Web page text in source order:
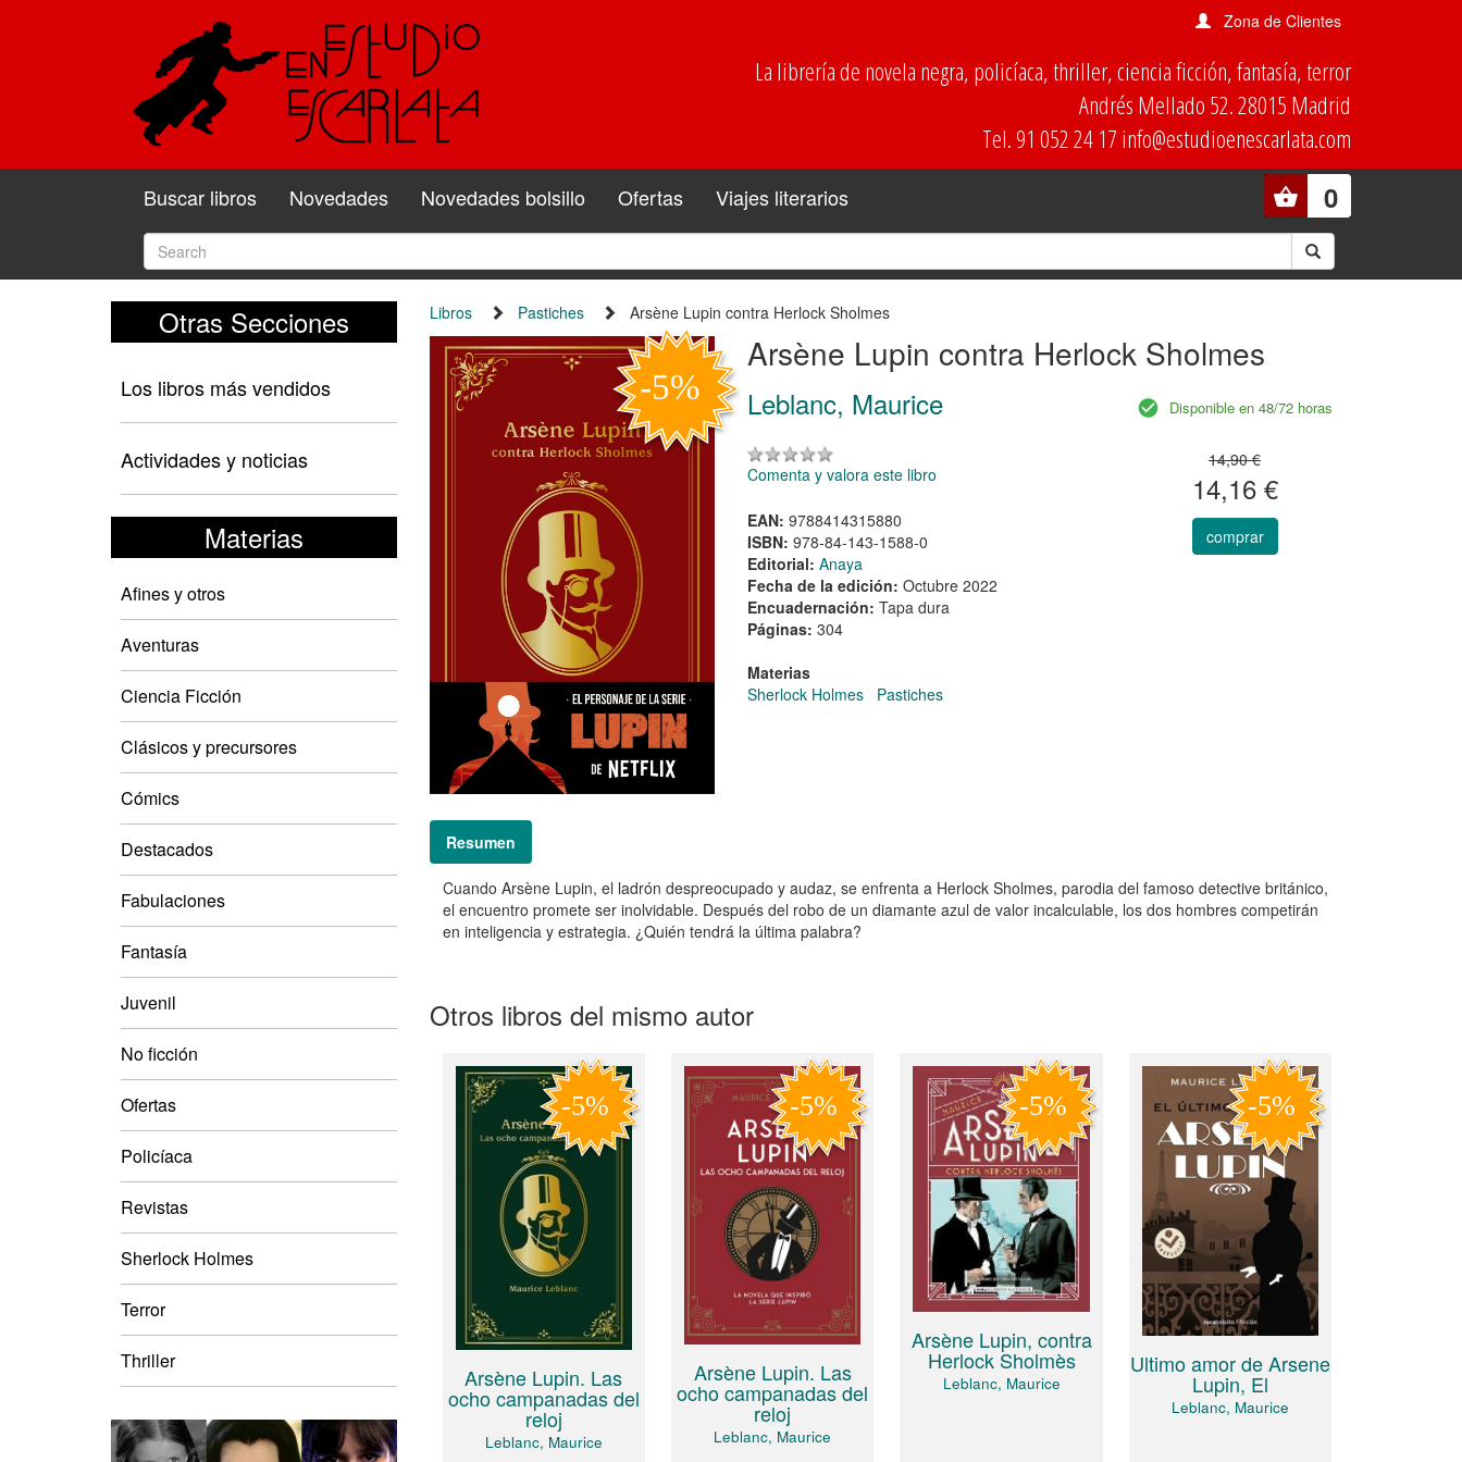
Zona de Clientes
La librería de novela negra, policíaca, thriller, ciencia ficción, fantasía, terror
Andrés Mellado 52. 28015 Madrid
Tel. 91 052 24 17 info@estudioenescarlata.com
0
Buscar libros Novedades Novedades bolsillo Ofertas Viajes literarios
Otras Secciones
Los libros más vendidos
Actividades y noticias
Materias
Afines y otros
Aventuras
Ciencia Ficción
Clásicos y precursores
Cómics
Destacados
Fabulaciones
Fantasía
Juvenil
No ficción
Ofertas
Policíaca
Revistas
Sherlock Holmes
Terror
Thriller
Libros Pastiches Arsène Lupin contra Herlock Sholmes
Arsène Lupin contra Herlock Sholmes
Leblanc, Maurice
Comenta y valora este libro
EAN: 9788414315880
ISBN: 978-84-143-1588-0
Editorial: Anaya
Fecha de la edición: Octubre 2022
Encuadernación: Tapa dura
Páginas: 304
Materias
Sherlock Holmes
Pastiches
Disponible en 48/72 horas
14,90 €
14,16 €
comprar
Resumen
Cuando Arsène Lupin, el ladrón despreocupado y audaz, se enfrenta a Herlock Sholmes, parodia del famoso detective británico,
el encuentro promete ser inolvidable. Después del robo de un diamante azul de valor incalculable, los dos hombres competirán
en inteligencia y estrategia. ¿Quién tendrá la última palabra?
Otros libros del mismo autor
Arsène Lupin. Las
ocho campanadas del
reloj
Leblanc, Maurice
Arsène Lupin. Las
ocho campanadas del
reloj
Leblanc, Maurice
Arsène Lupin, contra
Herlock Sholmès
Leblanc, Maurice
Ultimo amor de Arsene
Lupin, El
Leblanc, Maurice